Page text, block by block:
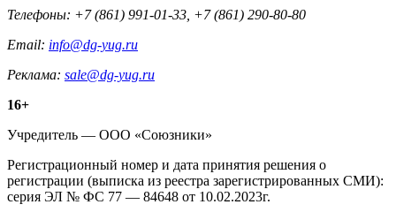
Телефоны: +7 (861) 991-01-33, +7 (861) 290-80-80
Email: info@dg-yug.ru
Реклама: sale@dg-yug.ru
Информация
о
издании
16+
Учредитель — ООО «Союзники»
Регистрационный номер и дата принятия решения о
регистрации (выписка из реестра зарегистрированных СМИ):
серия ЭЛ № ФС 77 — 84648 от 10.02.2023г.